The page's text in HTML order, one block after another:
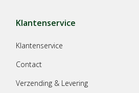
Klantenservice
Klantenservice
Contact
Verzending & Levering